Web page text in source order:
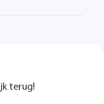
terug!